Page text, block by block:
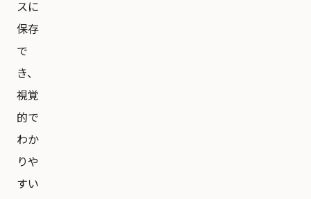
スに
保存
で
き、
視覚
的で
わか
りや
すい